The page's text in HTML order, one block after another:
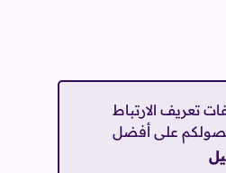
تعريف الارتباط
على أفضل